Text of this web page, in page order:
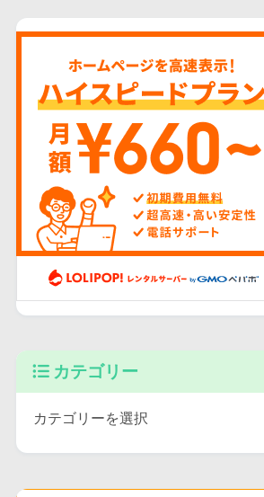
カテゴリー